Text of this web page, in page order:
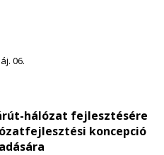
06.
hálózat fejlesztésére
koncepció